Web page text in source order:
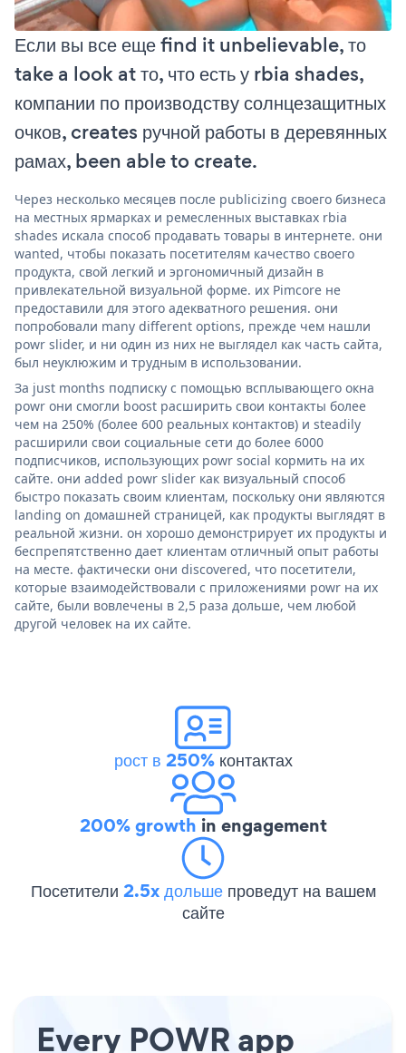
Если вы все еще find it unbelievable, то
take a look at то, что есть у rbia shades,
компании по производству солнцезащитных
очков, creates ручной работы в деревянных
рамах, been able to create.
Через несколько месяцев после publicizing своего бизнеса
на местных ярмарках и ремесленных выставках rbia
shades искала способ продавать товары в интернете. они
wanted, чтобы показать посетителям качество своего
продукта, свой легкий и эргономичный дизайн в
привлекательной визуальной форме. их Pimcore не
предоставили для этого адекватного решения. они
попробовали many different options, прежде чем нашли
powr slider, и ни один из них не выглядел как часть сайта,
был неуклюжим и трудным в использовании.
За just months подписку с помощью всплывающего окна
powr они смогли boost расширить свои контакты более
чем на 250% (более 600 реальных контактов) и steadily
расширили свои социальные сети до более 6000
подписчиков, использующих powr social кормить на их
сайте. они added powr slider как визуальный способ
быстро показать своим клиентам, поскольку они являются
landing on домашней страницей, как продукты выглядят в
реальной жизни. он хорошо демонстрирует их продукты и
беспрепятственно дает клиентам отличный опыт работы
на месте. фактически они discovered, что посетители,
которые взаимодействовали с приложениями powr на их
сайте, были вовлечены в 2,5 раза дольше, чем любой
другой человек на их сайте.
рост в 250%контактах
200% growth in engagement
Посетители 2.5x дольше проведут на вашем
сайте
Every POWR app